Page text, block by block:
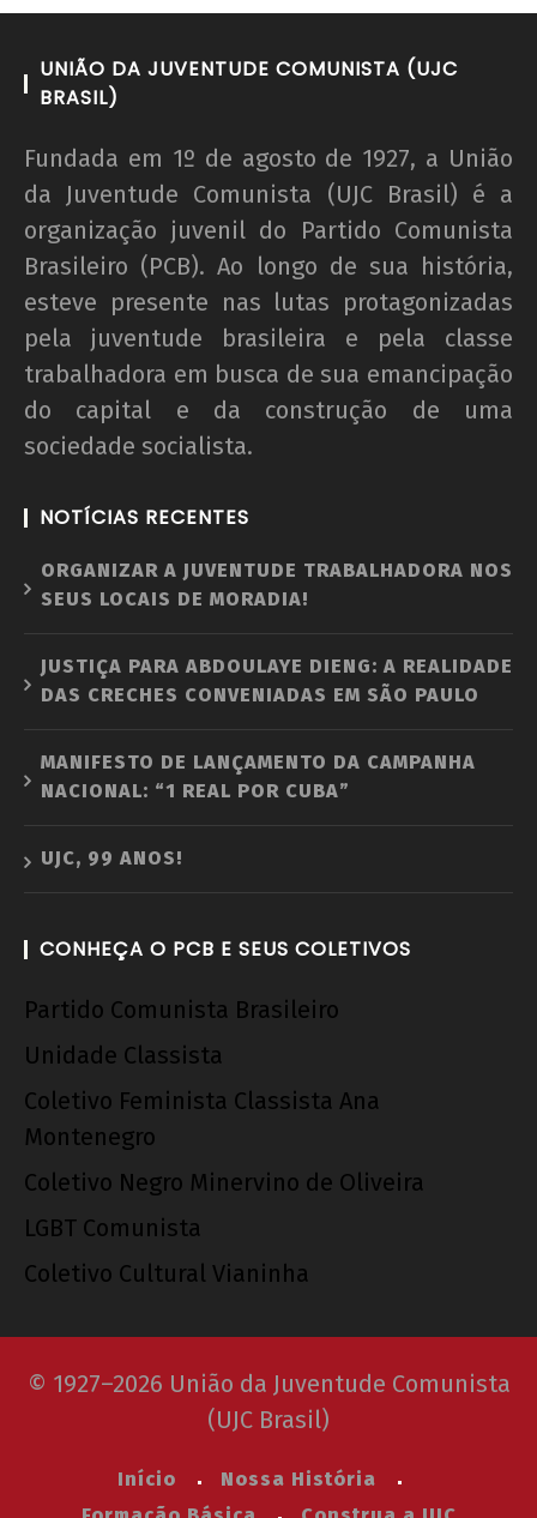
UNIÃO DA JUVENTUDE COMUNISTA (UJC
BRASIL)
Fundada em 1º de agosto de 1927, a União
da Juventude Comunista (UJC Brasil) é a
organização juvenil do Partido Comunista
Brasileiro (PCB). Ao longo de sua história,
esteve presente nas lutas protagonizadas
pela juventude brasileira e pela classe
trabalhadora em busca de sua emancipação
do capital e da construção de uma
sociedade socialista.
NOTÍCIAS RECENTES
ORGANIZAR A JUVENTUDE TRABALHADORA NOS
SEUS LOCAIS DE MORADIA!
JUSTIÇA PARA ABDOULAYE DIENG: A REALIDADE
DAS CRECHES CONVENIADAS EM SÃO PAULO
MANIFESTO DE LANÇAMENTO DA CAMPANHA
NACIONAL: “1 REAL POR CUBA”
UJC, 99 ANOS!
CONHEÇA O PCB E SEUS COLETIVOS
Partido Comunista Brasileiro
Unidade Classista
Coletivo Feminista Classista Ana
Montenegro
Coletivo Negro Minervino de Oliveira
LGBT Comunista
Coletivo Cultural Vianinha
© 1927–2026 União da Juventude Comunista
(UJC Brasil)
Início
Nossa História